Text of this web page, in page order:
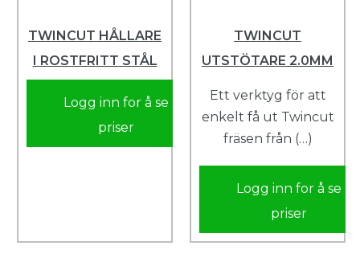
TWINCUT HÅLLARE
I ROSTFRITT STÅL
Logg inn for å se
priser
TWINCUT
UTSTÖTARE 2.0MM
Ett verktyg för att
enkelt få ut Twincut
fräsen från (…)
Logg inn for å se
priser